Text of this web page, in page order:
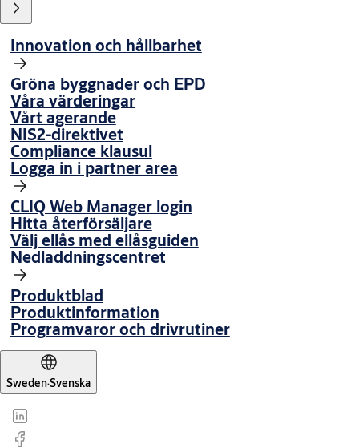
Innovation och hållbarhet
Gröna byggnader och EPD
Våra värderingar
Vårt agerande
NIS2-direktivet
Compliance klausul
Logga in i partner area
CLIQ Web Manager login
Hitta återförsäljare
Välj ellås med ellåsguiden
Nedladdningscentret
Produktblad
Produktinformation
Programvaror och drivrutiner
Sweden·Svenska